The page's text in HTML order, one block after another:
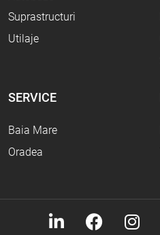
Suprastructuri
Utilaje
SERVICE
Baia Mare
Oradea